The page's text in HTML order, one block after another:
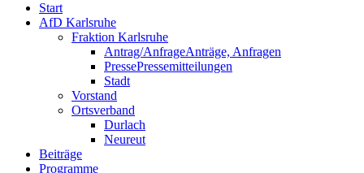
Start
AfD Karlsruhe
Fraktion Karlsruhe
Antrag/AnfrageAnträge, Anfragen
PressePressemitteilungen
Stadt
Vorstand
Ortsverband
Durlach
Neureut
Beiträge
Programme